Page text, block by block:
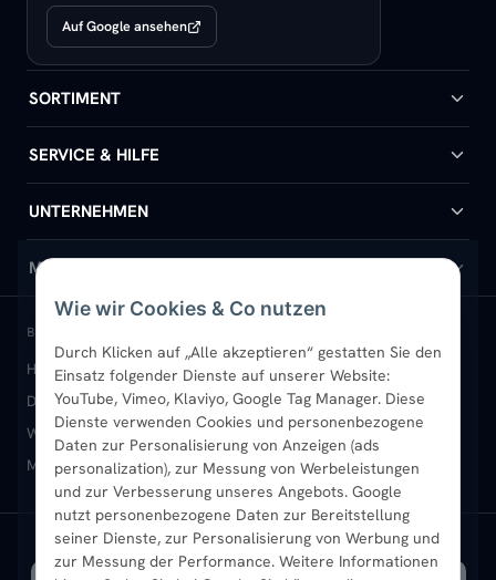
Wie wir Cookies & Co nutzen
Durch Klicken auf „Alle akzeptieren“ gestatten Sie den
Einsatz folgender Dienste auf unserer Website:
YouTube, Vimeo, Klaviyo, Google Tag Manager. Diese
Dienste verwenden Cookies und personenbezogene
Daten zur Personalisierung von Anzeigen (ads
personalization), zur Messung von Werbeleistungen
und zur Verbesserung unseres Angebots. Google
nutzt personenbezogene Daten zur Bereitstellung
seiner Dienste, zur Personalisierung von Werbung und
zur Messung der Performance. Weitere Informationen
Auf Google ansehen
SORTIMENT
Badheizkörper
Handtuchheizkörper
Design-Heizkörper
Paneelheizkörper
Vertikal-Heizkörper
Heizkörper-Zubehör
SERVICE & HILFE
Hilfe & Kontakt
Versand & Lieferung
Rückgabe & Widerruf
Garantie & Gewährleistung
Montageservice vor Ort
Sendung verfolgen
UNTERNEHMEN
Wir über uns
Standort & Abholung Jüchen
B2B-Kunden
Karriere
Ratgeber
Bestpreisgarantie
MEIN KONTO
Anmelden / Mein Konto
Merkliste
Newsletter
Aktuelle Angebote
BELIEBTE KATEGORIEN
Heizkörper kaufenBadheizkörperHandtuchheizkörper
Design-HeizkörperPaneelheizkörperVertikal-Heizkörper
Wandheizkörper Wohnraum-Heizkörper Badheizkörper Schwarz
Mischbetrieb-HeizkörperHeizkörper-ZubehörAktuelle Angebote
VERSAND MIT